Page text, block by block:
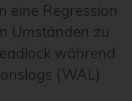
eine Regression
Umständen zu
während
(WAL)